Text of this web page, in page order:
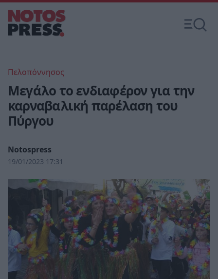
Πελοπόννησος
Μεγάλο το ενδιαφέρον για την
καρναβαλική παρέλαση του
Πύργου
Notospress
19/01/2023 17:31